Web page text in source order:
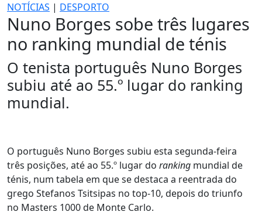
NOTÍCIAS | DESPORTO
Nuno Borges sobe três lugares
no ranking mundial de ténis
O tenista português Nuno Borges
subiu até ao 55.º lugar do ranking
mundial.
O português Nuno Borges subiu esta segunda-feira
três posições, até ao 55.º lugar do ranking mundial de
ténis, num tabela em que se destaca a reentrada do
grego Stefanos Tsitsipas no top-10, depois do triunfo
no Masters 1000 de Monte Carlo.